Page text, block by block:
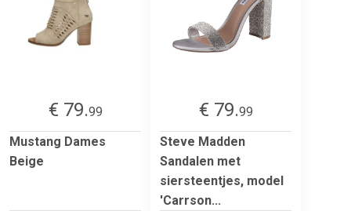
€ 79.99
Mustang Dames
Beige
€ 79.99
Steve Madden
Sandalen met
siersteentjes, model
'Carrson...